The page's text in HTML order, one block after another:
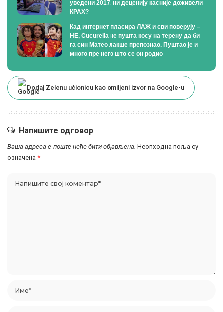
уведени 2017. ни деценију касније доживели
КРАХ?
Кад интернет пласира ЛАЖ и сви поверују –
НЕ, Cucurella не пушта косу на терену да би
га син Матео лакше препознао. Пуштао је и
много пре него што се он родио
Dodaj Zelenu učionicu kao omiljeni izvor na Google-u
Напишите одговор
Ваша адреса е-поште неће бити објављена. Неопходна поља су
означена *